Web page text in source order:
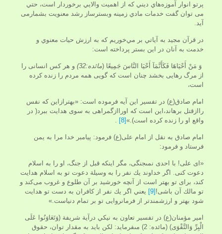
پرتو انوار آموزه‌هاي ديني كه از اهميت والايي برخوردار است، حتي
می توان گفت خدمات مادي زمينه وبسترساز رشد معنويت بشمارمی
آید.
در قرآن مجيد به آياتي بر مي‌خوريم که به ارزش حيات معنوي و
خدمت به آنان در اين بستر پرداخته است:
وَ مَنْ أَحْيَاهَا فَكَأَنَّمَآ أَحْيَا النَّاسَ جَمِيعًا (مائده:32)
و هر كس انسانى را
از مرگ رهايى بخشد چنان است كه گويى همه مردم را زنده كرده
است،
امام صادق(ع) در تفسير اين آيه فرموده است: «بهترازاین که نفس
راازقتل برهاند،این است که اوراازگمراهی به سوی هدایت ببرد( در
واقع او را زنده كرده است).»[8]
.
امام صادق به نقل از امام على(ع) فرمود: پيامبر خدا مرا به يمن
فرستاد و فرمود:
«اى على! با احدى نمى‏جنگى، مگر اينكه قبل از جنگ، او را به اسلام
دعوت كنى. اگر خداوند يك نفر را به وسيلة دعوت تو به اسلام هدايت
كند، براى تو بهتر است از آنچه خورشيد بر آن طلوع و غروب مى‌كند و
تو مالك آن باشى! [9]
يعني اگر يك نفر از كافران به دست تو هدايت
شود بهتر و ارزشمندتر از فرمانروايى تو بر تمام دنياست.»
امير مؤمنان(ع) در تفسير تعاون به نيکي درآية شريفة (وَتَعَاوَنُوا عَلَى
الْبِرِّ وَالتَّقْوَى‏) (مائده: 2) مى‏فرمايد: لكن بايد به مقدار توان، حقوق